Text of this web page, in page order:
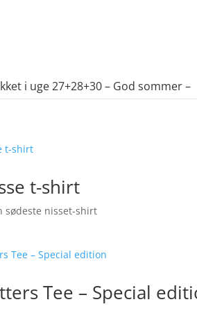
i uge 27+28+30 – God sommer –
t-shirt
sødeste nisset-shirt
Tee – Special